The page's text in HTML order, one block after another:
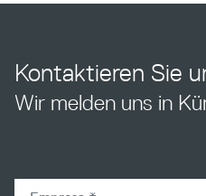
Kontaktieren Sie
Wir melden uns in